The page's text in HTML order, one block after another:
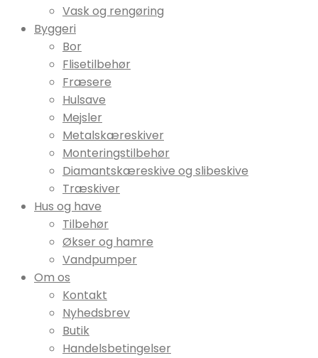
Vask og rengøring
Byggeri
Bor
Flisetilbehør
Fræsere
Hulsave
Mejsler
Metalskæreskiver
Monteringstilbehør
Diamantskæreskive og slibeskive
Træskiver
Hus og have
Tilbehør
Økser og hamre
Vandpumper
Om os
Kontakt
Nyhedsbrev
Butik
Handelsbetingelser